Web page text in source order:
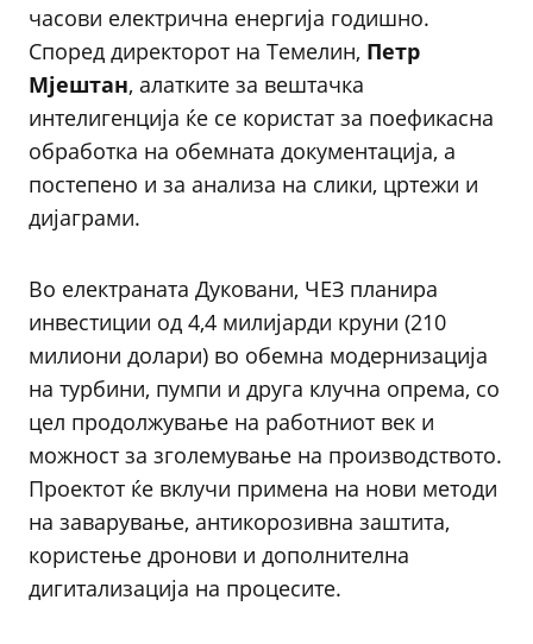
часови електрична енергија годишно.
Според директорот на Темелин, Петр
Мјештан, алатките за вештачка
интелигенција ќе се користат за поефикасна
обработка на обемната документација, а
постепено и за анализа на слики, цртежи и
дијаграми.
Во електраната Дуковани, ЧЕЗ планира
инвестиции од 4,4 милијарди круни (210
милиони долари) во обемна модернизација
на турбини, пумпи и друга клучна опрема, со
цел продолжување на работниот век и
можност за зголемување на производството.
Проектот ќе вклучи примена на нови методи
на заварување, антикорозивна заштита,
користење дронови и дополнителна
дигитализација на процесите.